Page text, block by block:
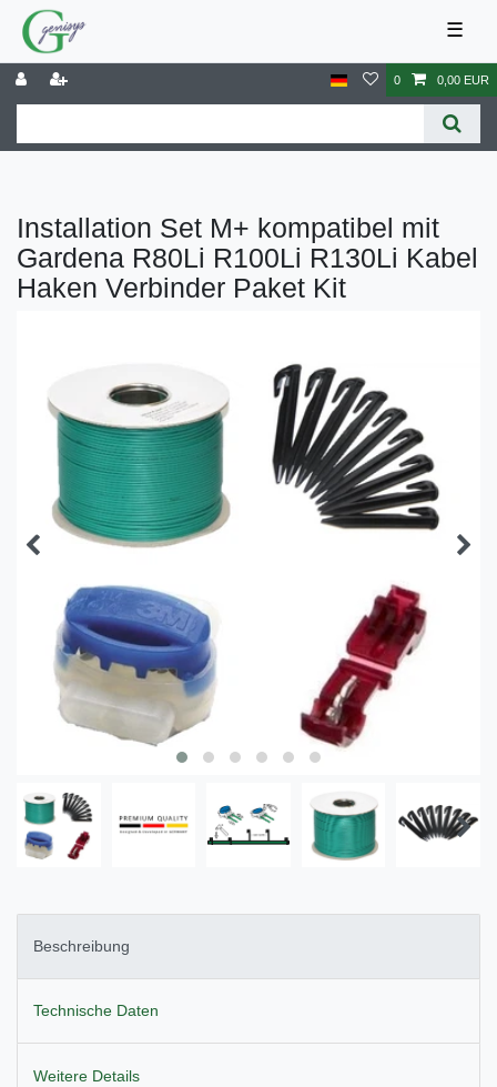
☰
0 0,00 EUR
Installation Set M+ kompatibel mit
Gardena R80Li R100Li R130Li Kabel
Haken Verbinder Paket Kit
Beschreibung
Technische Daten
Weitere Details